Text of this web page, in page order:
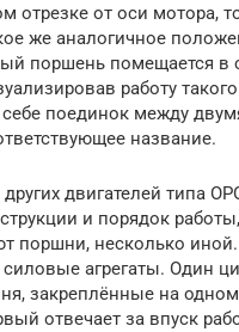
отрезке от оси мотора,
же аналогичное
поршень помещается в
работу
себе поединок между
название.
других двигателей типа
и порядок
поршни, несколько
силовые агрегаты. Один
закреплённые на
отвечает за впуск